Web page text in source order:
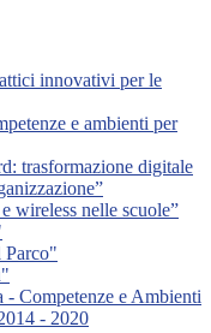
innovativi per le
e ambienti per
trasformazione digitale
wireless nelle scuole”
Parco"
- Competenze e Ambienti
- 2020